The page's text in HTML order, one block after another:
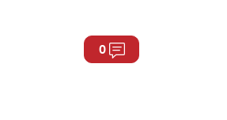
0 Commentaires